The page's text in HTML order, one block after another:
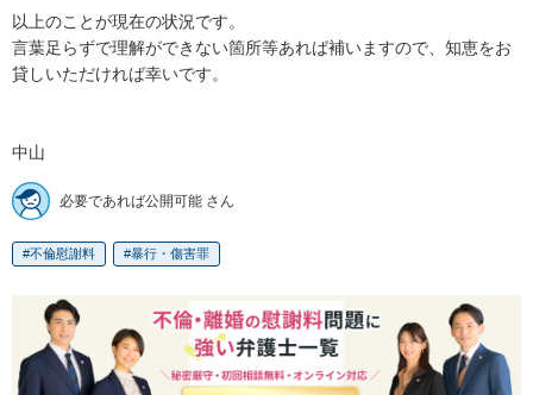
以上のことが現在の状況です。
言葉足らずで理解ができない箇所等あれば補いますので、知恵をお
貸しいただければ幸いです。
中山
必要であれば公開可能 さん
不倫慰謝料 暴行・傷害罪